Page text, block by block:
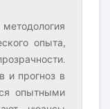
опыта,
и прогноз в
опытными